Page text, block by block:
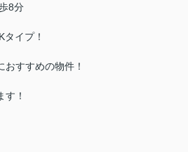
8分
イプ！
すすめの物件！
！